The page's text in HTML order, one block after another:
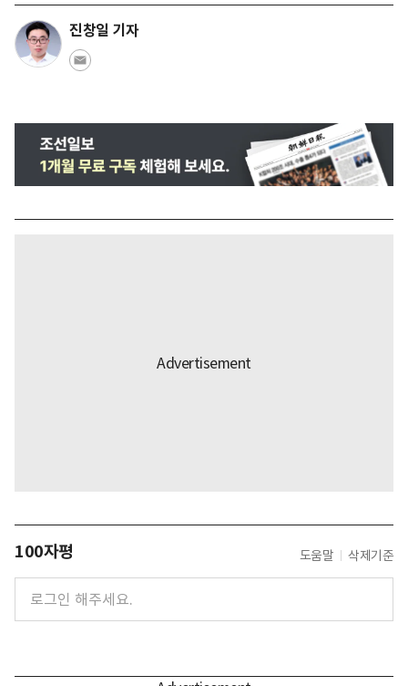
진창일 기자
100자평 도움말 삭제기준